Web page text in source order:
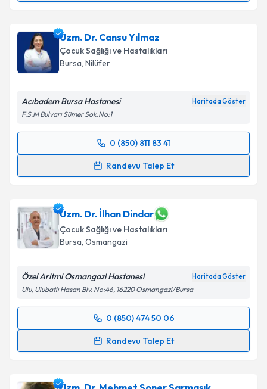
takvim hazırlandığında e-posta ile bilgilendireceğiz.
E-posta Adresiniz
Kişisel verilerimin işlenmesine ilişkin
Metni'ni okudum ve kişisel verilerimin belirtilen
kapsamda işlenmesini kabul ediyorum.
Takvim Talebini Gönder
Uzm. Dr. Cansu Yılmaz
Çocuk Sağlığı ve Hastalıkları
Bursa, Nilüfer
Acıbadem Bursa Hastanesi Haritada Göster
F.S.M Bulvarı Sümer Sok.No:1
0 (850) 811 83 41
Randevu Talep Et
Randevu Takvimi Talebi
takvim hazırlandığında e-posta ile bilgilendireceğiz.
E-posta Adresiniz
Kişisel verilerimin işlenmesine ilişkinAydınlatma
Metni'ni okudum ve kişisel verilerimin belirtilen
kapsamda işlenmesini kabul ediyorum.
Takvim Talebini Gönder
Uzm. Dr. İlhan Dindar
Çocuk Sağlığı ve Hastalıkları
Bursa, Osmangazi
Özel Aritmi Osmangazi Hastanesi Haritada Göster
Ulu, Ulubatlı Hasan Blv. No:46, 16220 Osmangazi/Bursa
0 (850) 474 50 06
Randevu Talep Et
Randevu Takvimi Talebi